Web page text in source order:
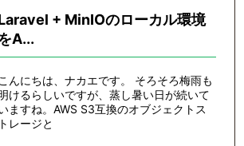
+ MinIOのローカル環境
A...
こんにちは、ナカエです。 そろそろ梅雨も
けるらしいですが、蒸し暑い日が続いて
ますね。AWS S3互換のオブジェクトス
トレージと